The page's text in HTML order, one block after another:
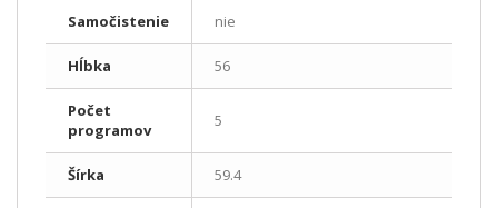
Samočistenie nie
Hĺbka 56
Počet
programov
5
Šírka 59.4